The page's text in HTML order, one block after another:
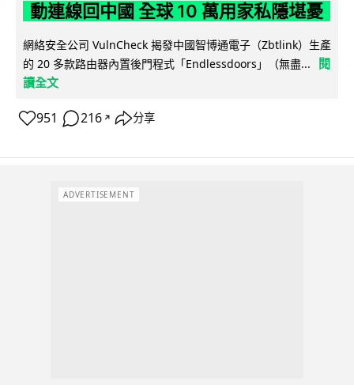
動連線回中國 全球 10 萬用家私隱堪憂
網絡安全公司 VulnCheck 揭發中國智博通電子（Zbtlink）生產
的 20 多款路由器內置後門程式「Endlessdoors」（無盡...
閱
讀全文
951 216 ↗ 分享
ADVERTISEMENT